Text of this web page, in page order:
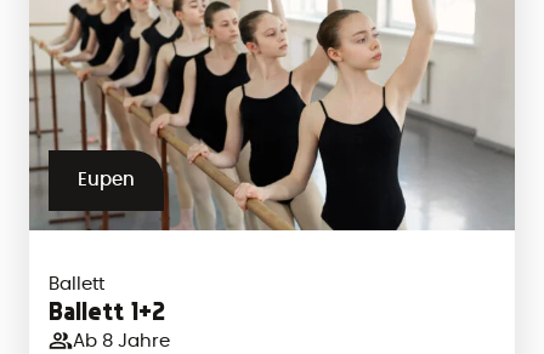
Eupen
Ballett
Ballett 1+2
Ab 8 Jahre